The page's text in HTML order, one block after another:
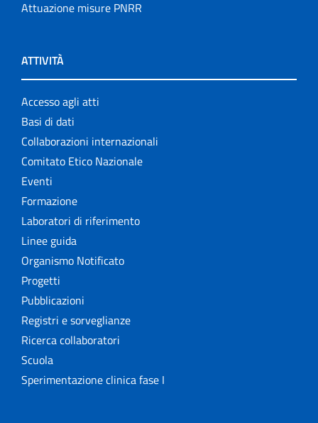
Attuazione misure PNRR
ATTIVITÀ
Accesso agli atti
Basi di dati
Collaborazioni internazionali
Comitato Etico Nazionale
Eventi
Formazione
Laboratori di riferimento
Linee guida
Organismo Notificato
Progetti
Pubblicazioni
Registri e sorveglianze
Ricerca collaboratori
Scuola
Sperimentazione clinica fase I